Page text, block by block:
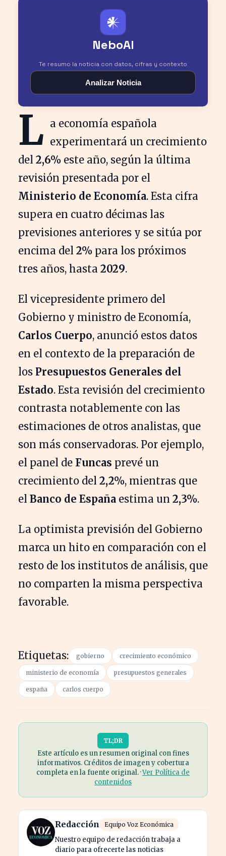
𒀭
NeboAI
Te resumo la noticia con datos, cifras y contexto
Analizar Noticia
L a economía española
experimentará un crecimiento
del 2,6% este año, según la última
revisión presentada por el
Ministerio de Economía. Esta cifra
supera en cuatro décimas las
previsiones anteriores y se sitúa por
encima del 2% para los próximos
tres años, hasta 2029.
El vicepresidente primero del
Gobierno y ministro de Economía,
Carlos Cuerpo, anunció estos datos
en el contexto de la preparación de
los Presupuestos Generales del
Estado. Esta revisión del crecimiento
contrasta notablemente con las
estimaciones de otros analistas, que
son más conservadoras. Por ejemplo,
el panel de Funcas prevé un
crecimiento del 2,2%, mientras que
el Banco de España estima un 2,3%.
La optimista previsión del Gobierno
marca un hito en comparación con el
resto de los institutos de análisis, que
no comparten la misma perspectiva
favorable.
Etiquetas: gobierno crecimiento económico
ministerio de economía presupuestos generales
españa carlos cuerpo
TL;DR
Este artículo es un resumen original con fines
informativos. Créditos de imagen y cobertura
completa en la fuente original. ·Ver Política de
contenidos
Redacción Equipo Voz Económica
Nuestro equipo de redacción trabaja a
diario para ofrecerte las noticias